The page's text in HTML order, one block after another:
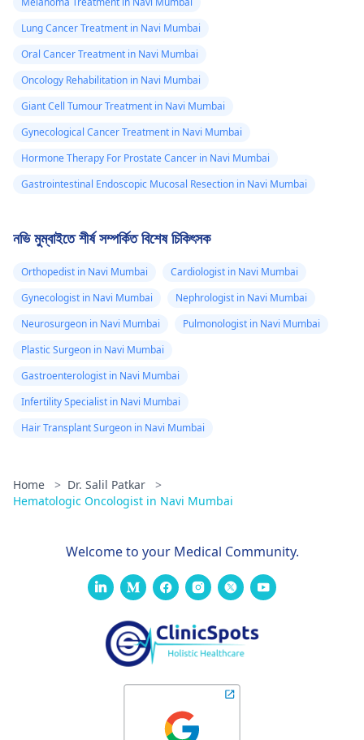
Lung Cancer Treatment in Navi Mumbai
Oral Cancer Treatment in Navi Mumbai
Oncology Rehabilitation in Navi Mumbai
Giant Cell Tumour Treatment in Navi Mumbai
Gynecological Cancer Treatment in Navi Mumbai
Hormone Therapy For Prostate Cancer in Navi Mumbai
Gastrointestinal Endoscopic Mucosal Resection in Navi Mumbai
নভি মুম্বাইতে শীর্ষ সম্পর্কিত বিশেষ চিকিৎসক
Orthopedist in Navi Mumbai
Cardiologist in Navi Mumbai
Gynecologist in Navi Mumbai
Nephrologist in Navi Mumbai
Neurosurgeon in Navi Mumbai
Pulmonologist in Navi Mumbai
Plastic Surgeon in Navi Mumbai
Gastroenterologist in Navi Mumbai
Infertility Specialist in Navi Mumbai
Hair Transplant Surgeon in Navi Mumbai
Home > Dr. Salil Patkar
>
Hematologic Oncologist in Navi Mumbai
Welcome to your Medical Community.